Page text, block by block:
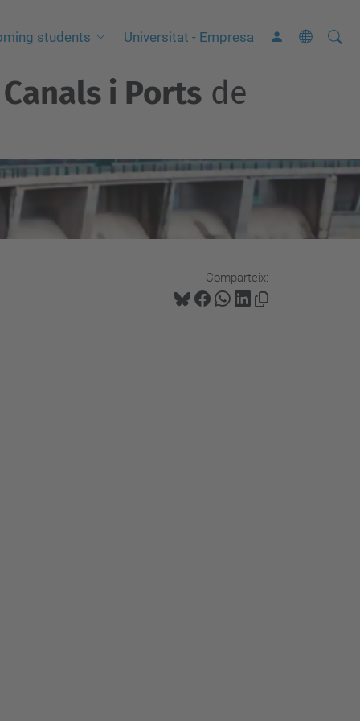
students Universitat - Empresa Cerca
C
v
a
i Portsde
Comparteix: